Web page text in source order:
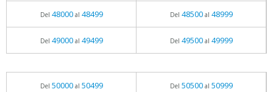
Del 48000al 48499 Del 48500al 48999
Del 49000al 49499 Del 49500al 49999
Del 50000al 50499 Del 50500al 50999